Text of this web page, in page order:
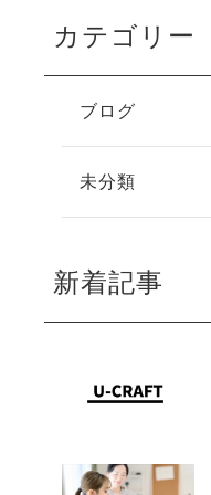
カテゴリー
ブログ
未分類
新着記事